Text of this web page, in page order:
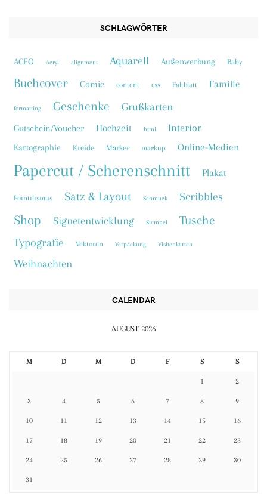
SCHLAGWÖRTER
ACEO Acryl alignment Aquarell Außenwerbung Baby
Buchcover Comic content css Faltblatt Familie
formatting Geschenke Grußkarten
Gutschein/Voucher Hochzeit html Interior
Kartographie Kreide Marker markup Online-Medien
Papercut / Scherenschnitt Plakat
Pointilismus Satz & Layout Schmuck Scribbles
Shop Signetentwicklung Stempel Tusche
Typografie Vektoren Verpackung Visitenkarten
Weihnachten
CALENDAR
AUGUST 2026
M D M D F S S
1 2
3 4 5 6 7 8 9
10 11 12 13 14 15 16
17 18 19 20 21 22 23
24 25 26 27 28 29 30
31